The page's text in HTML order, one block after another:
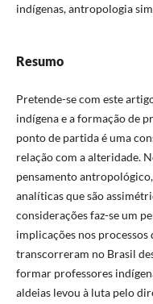
indígenas, antropologia
Resumo
Pretende-se com este
indígena e a formação de
ponto de partida é uma
relação com a alteridade.
pensamento
analíticas que são
considerações faz-se um
implicações nos processos
transcorreram no Brasil
formar professores
aldeias levou à luta pelo